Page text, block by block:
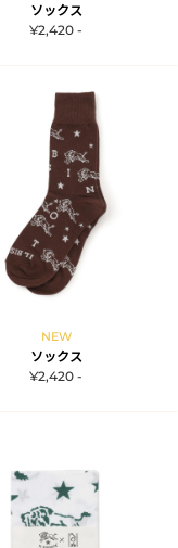
ソックス
¥2,420 -
NEW
ソックス
¥2,420 -